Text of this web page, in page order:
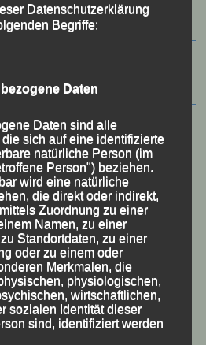
LG Passau
Festzschrift
Datenschutzerklärung
Begriffe:
Daten
Daten sind alle
sich auf eine identifizierte
natürliche Person (im
Person") beziehen.
wird eine natürliche
die direkt oder indirekt,
Zuordnung zu einer
Namen, zu einer
Standortdaten, zu einer
oder zu einem oder
Merkmalen, die
physiologischen,
wirtschaftlichen,
sozialen Identität dieser
sind, identifiziert werden